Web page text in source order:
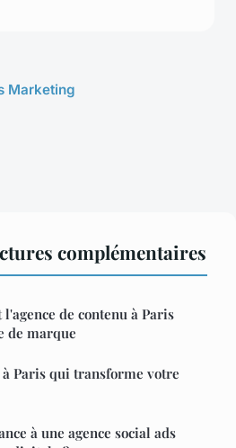
Marketing
complémentaires
de contenu à Paris
de marque
à Paris qui transforme votre
à une agence social ads